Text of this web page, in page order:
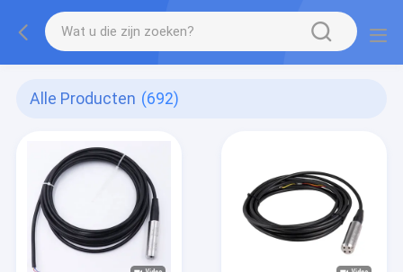
Alle Producten (692)